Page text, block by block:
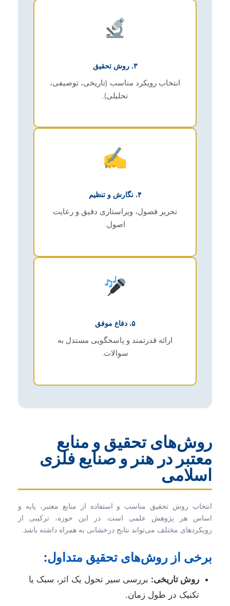
۳. روش تحقیق
انتخاب رویکرد مناسب (تاریخی، توصیفی،
تحلیلی).
✍️
۴. نگارش و تنظیم
تحریر فصول، ویراستاری دقیق و رعایت
اصول.
۵. دفاع موفق
ارائه قدرتمند و پاسخگویی مستدل به
سوالات.
روش‌های تحقیق و منابع
معتبر در هنر و صنایع فلزی
اسلامی
انتخاب روش تحقیق مناسب و استفاده از منابع معتبر، پایه و
اساس هر پژوهش علمی است. در این حوزه، ترکیبی از
رویکردهای مختلف می‌تواند نتایج درخشانی به همراه داشته باشد.
برخی از روش‌های تحقیق متداول:
روش تاریخی: بررسی سیر تحول یک اثر، سبک یا
تکنیک در طول زمان.